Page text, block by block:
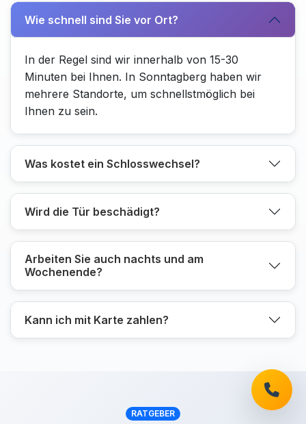
Wie schnell sind Sie vor Ort?
In der Regel sind wir innerhalb von 15-30
Minuten bei Ihnen. In Sonntagberg haben wir
mehrere Standorte, um schnellstmöglich bei
Ihnen zu sein.
Was kostet ein Schlosswechsel?
Wird die Tür beschädigt?
Arbeiten Sie auch nachts und am
Wochenende?
Kann ich mit Karte zahlen?
RATGEBER